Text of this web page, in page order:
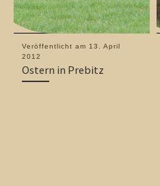
Veröffentlicht am 13. April
2012
Ostern in Prebitz